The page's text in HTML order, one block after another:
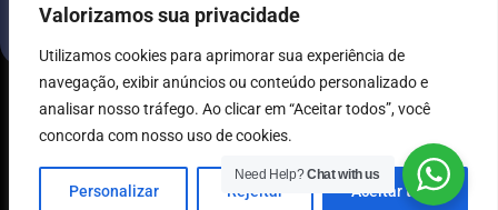
Valorizamos sua privacidade
Utilizamos cookies para aprimorar sua experiência de
navegação, exibir anúncios ou conteúdo personalizado e
analisar nosso tráfego. Ao clicar em “Aceitar todos”, você
concorda com nosso uso de cookies.
Personalizar Rejeitar Aceitar tudo
© Immi Canada 2026. Todos os direitos reservados.
Need Help?Chat with us